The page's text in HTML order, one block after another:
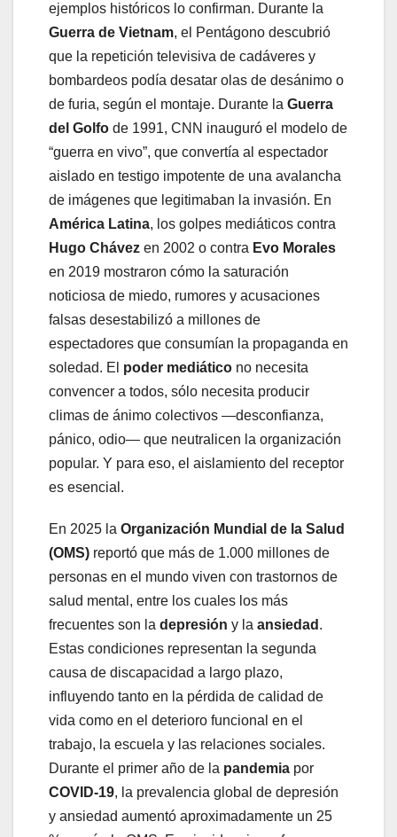
ejemplos históricos lo confirman. Durante la
Guerra de Vietnam, el Pentágono descubrió
que la repetición televisiva de cadáveres y
bombardeos podía desatar olas de desánimo o
de furia, según el montaje. Durante la Guerra
del Golfo de 1991, CNN inauguró el modelo de
“guerra en vivo”, que convertía al espectador
aislado en testigo impotente de una avalancha
de imágenes que legitimaban la invasión. En
América Latina, los golpes mediáticos contra
Hugo Chávez en 2002 o contra Evo Morales
en 2019 mostraron cómo la saturación
noticiosa de miedo, rumores y acusaciones
falsas desestabilizó a millones de
espectadores que consumían la propaganda en
soledad. El poder mediático no necesita
convencer a todos, sólo necesita producir
climas de ánimo colectivos —desconfianza,
pánico, odio— que neutralicen la organización
popular. Y para eso, el aislamiento del receptor
es esencial.
En 2025 la Organización Mundial de la Salud
(OMS) reportó que más de 1.000 millones de
personas en el mundo viven con trastornos de
salud mental, entre los cuales los más
frecuentes son la depresión y la ansiedad .
Estas condiciones representan la segunda
causa de discapacidad a largo plazo,
influyendo tanto en la pérdida de calidad de
vida como en el deterioro funcional en el
trabajo, la escuela y las relaciones sociales.
Durante el primer año de la pandemia por
COVID-19, la prevalencia global de depresión
y ansiedad aumentó aproximadamente un 25